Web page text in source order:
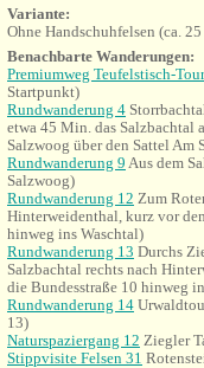
Variante:
Ohne Handschuhfelsen (ca.
Benachbarte Wanderungen:
Premiumweg Teufelstisch-Tour
Startpunkt)
Rundwanderung 4
etwa 45 Min. das Salzbachtal
Salzwoog über den Sattel Am
Rundwanderung 9 Aus dem
Salzwoog)
Rundwanderung 12 Zum
Hinterweidenthal, kurz vor
hinweg ins Waschtal)
Rundwanderung 13 Durchs
Salzbachtal rechts nach
die Bundesstraße 10 hinweg
Rundwanderung 14
13)
Naturspaziergang 12 Ziegler
Stippvisite Felsen 31